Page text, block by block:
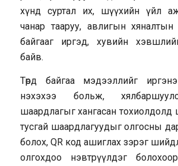
хүнд суртал их, шүүхийн үйл
чанар тааруу, авлигын
байгааг иргэд, хувийн
байв.
Төрд байгаа мэдээллийг
нэхэхээ больж,
шаардлагыг хангасан тохиолдолд
тусгай шаардлагуудыг олгосны
болох, QR код ашиглах зэрэг
олгохдоо нэвтрүүлдэг